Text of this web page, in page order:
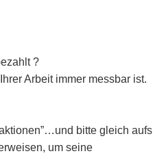
?
Arbeit immer messbar ist.
bitte gleich aufs
um seine